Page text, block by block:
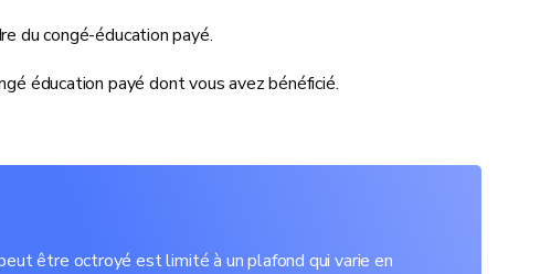
du congé-éducation payé.
éducation payé dont vous avez bénéficié.
être octroyé est limité à un plafond qui varie en